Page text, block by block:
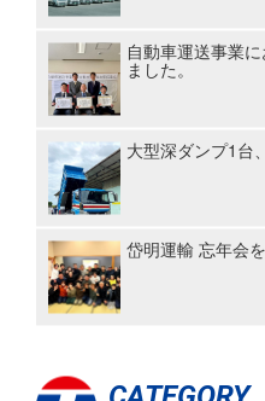
自動車運送事業
ました。
大型深ダンプ1台
岱明運輸 忘年会